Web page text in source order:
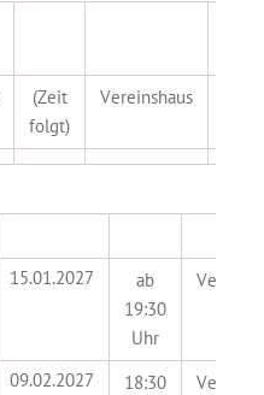
(Zeit
folgt)
Vereinshaus
15.01.2027
ab
19:30
Uhr
09.02.2027
18:30